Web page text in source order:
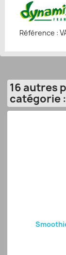
Référence :
16 autres
catégorie :